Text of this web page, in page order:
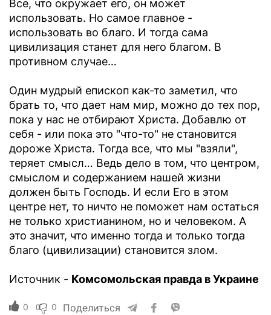
Все, что окружает его, он может
использовать. Но самое главное -
использовать во благо. И тогда сама
цивилизация станет для него благом. В
противном случае…
Один мудрый епископ как-то заметил, что
брать то, что дает нам мир, можно до тех пор,
пока у нас не отбирают Христа. Добавлю от
себя - или пока это "что-то" не становится
дороже Христа. Тогда все, что мы "взяли",
теряет смысл… Ведь дело в том, что центром,
смыслом и содержанием нашей жизни
должен быть Господь. И если Его в этом
центре нет, то ничто не поможет нам остаться
не только христианином, но и человеком. А
это значит, что именно тогда и только тогда
благо (цивилизации) становится злом.
Источник - Комсомольская правда в Украине
0 0 Поделиться